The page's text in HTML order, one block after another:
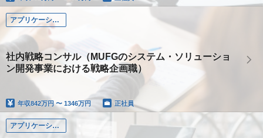
アプリケーション系
社内戦略コンサル（MUFGのシステム・ソリューショ
ン開発事業における戦略企画職）
年収842万円 〜 1346万円 正社員
アプリケーション系